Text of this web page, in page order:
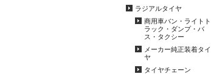
ラジアルタイヤ
商用車バン・ライトト
ラック・ダンプ・バ
ス・タクシー
メーカー純正装着タイ
ヤ
タイヤチェーン